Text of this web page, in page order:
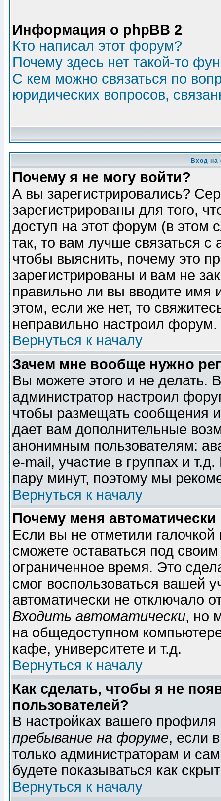
Информация о phpBB 2
Кто написал этот форум?
Почему здесь нет такой-то
С кем можно связаться по
юридических вопросов,
Вход на
Почему я не могу войти?
А вы зарегистрировались?
зарегистрированы для того,
доступ на этот форум (в этом
так, то вам лучше связаться
чтобы выяснить, почему это
зарегистрированы и вам не
правильно ли вы вводите
этом, если же нет, то
неправильно настроил форум.
Вернуться к началу
Зачем мне вообще нужно
Вы можете этого и не делать.
администратор настроил
чтобы размещать сообщения
дает вам дополнительные
анонимным пользователям:
e-mail, участие в группах и
пару минут, поэтому мы
Вернуться к началу
Почему меня автоматически
Если вы не отметили галочкой
сможете оставаться под
ограниченное время. Это
смог воспользоваться вашей
автоматически не отключало
Входить автоматически, но
на общедоступном
кафе, университете и т.д.
Вернуться к началу
Как сделать, чтобы я не
пользователей?
В настройках вашего
пребывание на форуме, если
только администраторам и
будете показываться как
Вернуться к началу